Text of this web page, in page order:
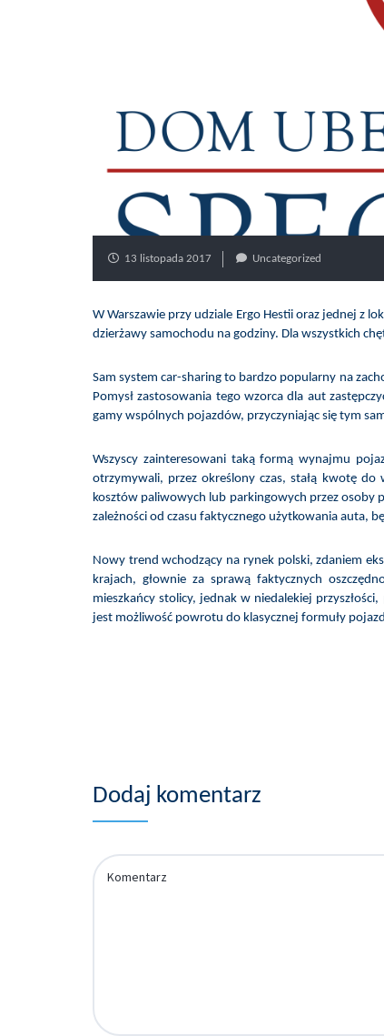
13 listopada 2017 Uncategorized
W Warszawie przy udziale Ergo Hestii oraz jednej z
dzierżawy samochodu na godziny. Dla wszystkich
Sam system car-sharing to bardzo popularny na
Pomysł zastosowania tego wzorca dla aut
gamy wspólnych pojazdów, przyczyniając się tym
Wszyscy zainteresowani taką formą wynajmu
otrzymywali, przez określony czas, stałą kwotę do
kosztów paliwowych lub parkingowych przez osoby
zależności od czasu faktycznego użytkowania auta,
Nowy trend wchodzący na rynek polski, zdaniem
krajach, głownie za sprawą faktycznych
mieszkańcy stolicy, jednak w niedalekiej
jest możliwość powrotu do klasycznej formuły
Dodaj komentarz